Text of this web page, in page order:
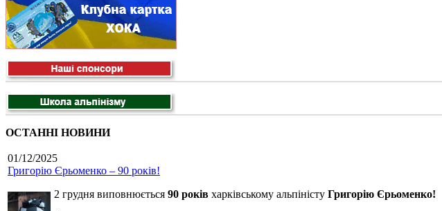
ОСТАННІ НОВИНИ
01/12/2025
Григорію Єрьоменко – 90 років!
2 грудня виповнюється 90 років харківському альпіністу Григорію Єрьоменко!